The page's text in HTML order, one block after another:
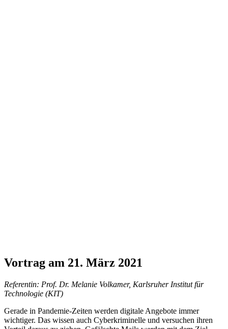
Vortrag am 21. März 2021
Referentin: Prof. Dr. Melanie Volkamer, Karlsruher Institut für
Technologie (KIT)
Gerade in Pandemie-Zeiten werden digitale Angebote immer
wichtiger. Das wissen auch Cyberkriminelle und versuchen ihren